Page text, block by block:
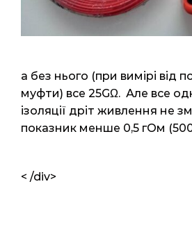
а без нього (при вимірі від
муфти) все 25GΩ. Але все
ізоляції дріт живлення не
показник менше 0,5 гОм
< /div>